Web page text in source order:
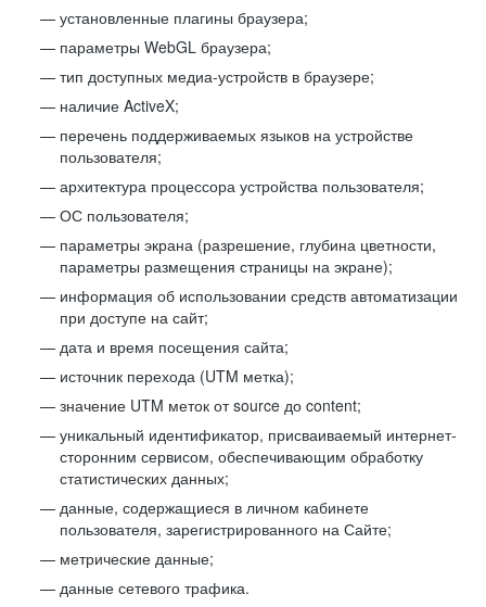
установленные плагины браузера;
параметры WebGL браузера;
тип доступных медиа-устройств в браузере;
наличие ActiveX;
перечень поддерживаемых языков на устройстве
пользователя;
архитектура процессора устройства пользователя;
ОС пользователя;
параметры экрана (разрешение, глубина цветности,
параметры размещения страницы на экране);
информация об использовании средств автоматизации
при доступе на сайт;
дата и время посещения сайта;
источник перехода (UTM метка);
значение UTM меток от source до content;
уникальный идентификатор, присваиваемый интернет-
сторонним сервисом, обеспечивающим обработку
статистических данных;
данные, содержащиеся в личном кабинете
пользователя, зарегистрированного на Сайте;
метрические данные;
данные сетевого трафика.